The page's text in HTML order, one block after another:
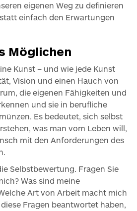
eigenen Weg zu definieren
einfach den Erwartungen
Möglichen
Kunst – und wie jede Kunst
Vision und einen Hauch von
die eigenen Fähigkeiten und
und sie in berufliche
Es bedeutet, sich selbst
was man vom Leben will,
mit den Anforderungen des
Selbstbewertung. Fragen Sie
Was sind meine
Art von Arbeit macht mich
Fragen beantwortet haben,